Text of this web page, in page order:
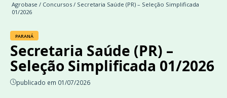
Agrobase / Concursos / Secretaria Saúde (PR) – Seleção Simplificada
01/2026
PARANÁ
Secretaria Saúde (PR) –
Seleção Simplificada 01/2026
publicado em 01/07/2026